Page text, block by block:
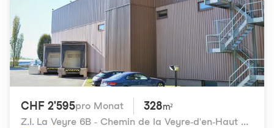
CHF 2'595pro Monat 328m²
Z.I. La Veyre 6B - Chemin de la Veyre-d'en-Haut 6B